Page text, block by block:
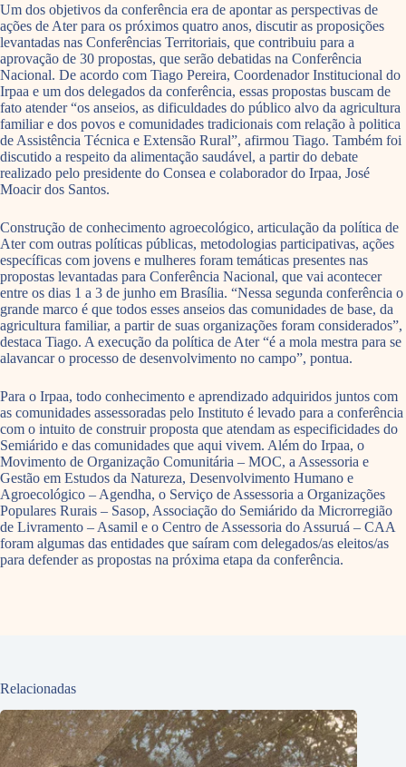
Um dos objetivos da conferência era de apontar as perspectivas de
ações de Ater para os próximos quatro anos, discutir as proposições
levantadas nas Conferências Territoriais, que contribuiu para a
aprovação de 30 propostas, que serão debatidas na Conferência
Nacional. De acordo com Tiago Pereira, Coordenador Institucional do
Irpaa e um dos delegados da conferência, essas propostas buscam de
fato atender “os anseios, as dificuldades do público alvo da agricultura
familiar e dos povos e comunidades tradicionais com relação à politica
de Assistência Técnica e Extensão Rural”, afirmou Tiago. Também foi
discutido a respeito da alimentação saudável, a partir do debate
realizado pelo presidente do Consea e colaborador do Irpaa, José
Moacir dos Santos.
Construção de conhecimento agroecológico, articulação da política de
Ater com outras políticas públicas, metodologias participativas, ações
específicas com jovens e mulheres foram temáticas presentes nas
propostas levantadas para Conferência Nacional, que vai acontecer
entre os dias 1 a 3 de junho em Brasília. “Nessa segunda conferência o
grande marco é que todos esses anseios das comunidades de base, da
agricultura familiar, a partir de suas organizações foram considerados”,
destaca Tiago. A execução da política de Ater “é a mola mestra para se
alavancar o processo de desenvolvimento no campo”, pontua.
Para o Irpaa, todo conhecimento e aprendizado adquiridos juntos com
as comunidades assessoradas pelo Instituto é levado para a conferência
com o intuito de construir proposta que atendam as especificidades do
Semiárido e das comunidades que aqui vivem. Além do Irpaa, o
Movimento de Organização Comunitária – MOC, a Assessoria e
Gestão em Estudos da Natureza, Desenvolvimento Humano e
Agroecológico – Agendha, o Serviço de Assessoria a Organizações
Populares Rurais – Sasop, Associação do Semiárido da Microrregião
de Livramento – Asamil e o Centro de Assessoria do Assuruá – CAA
foram algumas das entidades que saíram com delegados/as eleitos/as
para defender as propostas na próxima etapa da conferência.
Relacionadas